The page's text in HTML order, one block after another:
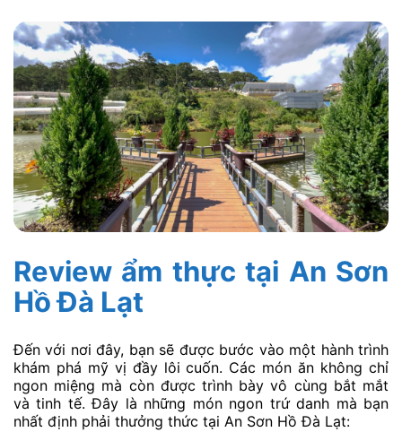
Review ẩm thực tại An Sơn
Hồ Đà Lạt
Đến với nơi đây, bạn sẽ được bước vào một hành trình
khám phá mỹ vị đầy lôi cuốn. Các món ăn không chỉ
ngon miệng mà còn được trình bày vô cùng bắt mắt
và tinh tế. Đây là những món ngon trứ danh mà bạn
nhất định phải thưởng thức tại An Sơn Hồ Đà Lạt: